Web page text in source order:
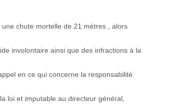
chute mortelle de 21 mètres , alors
involontaire ainsi que des infractions à la
en ce qui concerne la responsabilité
loi et imputable au directeur général,